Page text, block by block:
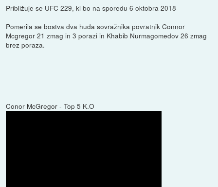
Približuje se UFC 229, ki bo na sporedu 6 oktobra 2018
Pomerila se bostva dva huda sovražnika povratnik Connor
Mcgregor 21 zmag in 3 porazi in Khabib Nurmagomedov 26 zmag
brez poraza.
Conor McGregor - Top 5 K.O